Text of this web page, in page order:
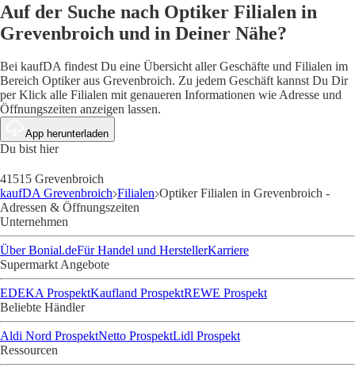
Auf der Suche nach Optiker Filialen in
Grevenbroich und in Deiner Nähe?
Bei kaufDA findest Du eine Übersicht aller Geschäfte und Filialen im
Bereich Optiker aus Grevenbroich. Zu jedem Geschäft kannst Du Dir
per Klick alle Filialen mit genaueren Informationen wie Adresse und
Öffnungszeiten anzeigen lassen.
App herunterladen
Du bist hier
41515 Grevenbroich
kaufDA Grevenbroich Filialen Optiker Filialen in Grevenbroich -
Adressen & Öffnungszeiten
Unternehmen
Über Bonial.deFür Handel und HerstellerKarriere
Supermarkt Angebote
EDEKA ProspektKaufland ProspektREWE Prospekt
Beliebte Händler
Aldi Nord ProspektNetto ProspektLidl Prospekt
Ressourcen